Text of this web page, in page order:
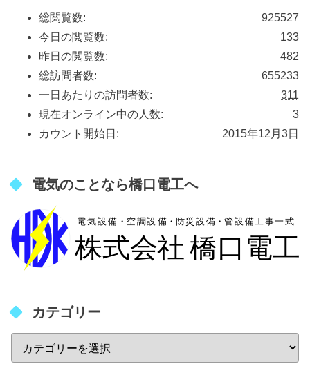
925527
総閲覧数:
133
今日の閲覧数:
482
昨日の閲覧数:
655233
総訪問者数:
311
一日あたりの訪問者数:
3
現在オンライン中の人数:
2015年12月3日
カウント開始日:
電気のことなら橋口電工へ
カテゴリー